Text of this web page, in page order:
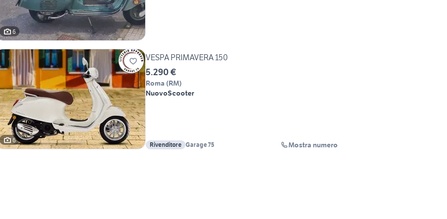
6
6
VESPA PRIMAVERA 150
5.290 €
Roma (RM)
NuovoScooter
Rivenditore Garage 75 Mostra numero